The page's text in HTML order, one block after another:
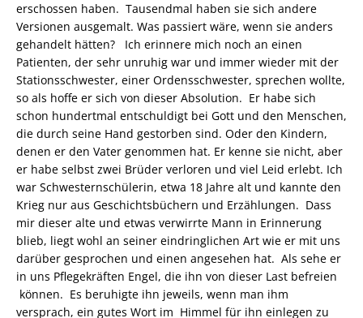
erschossen haben. Tausendmal haben sie sich andere
Versionen ausgemalt. Was passiert wäre, wenn sie anders
gehandelt hätten? Ich erinnere mich noch an einen
Patienten, der sehr unruhig war und immer wieder mit der
Stationsschwester, einer Ordensschwester, sprechen wollte,
so als hoffe er sich von dieser Absolution. Er habe sich
schon hundertmal entschuldigt bei Gott und den Menschen,
die durch seine Hand gestorben sind. Oder den Kindern,
denen er den Vater genommen hat. Er kenne sie nicht, aber
er habe selbst zwei Brüder verloren und viel Leid erlebt. Ich
war Schwesternschülerin, etwa 18 Jahre alt und kannte den
Krieg nur aus Geschichtsbüchern und Erzählungen. Dass
mir dieser alte und etwas verwirrte Mann in Erinnerung
blieb, liegt wohl an seiner eindringlichen Art wie er mit uns
darüber gesprochen und einen angesehen hat. Als sehe er
in uns Pflegekräften Engel, die ihn von dieser Last befreien
können. Es beruhigte ihn jeweils, wenn man ihm
versprach, ein gutes Wort im Himmel für ihn einlegen zu